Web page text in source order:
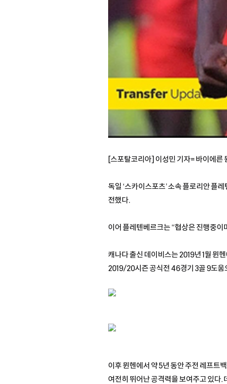
[스포탈코리아] 이성민 기자= 바이에른
독일 ‘스카이스포츠’ 소속 플로리안 플
전했다.
이어 플레텐베르크는 “협상은 진행중이
캐나다 출신 데이비스는 2019년 1월 뮌
2019/20시즌 공식전 46경기 3골 9도움
이후 뮌헨에서 약 5년 동안 주전 레프트
여전히 뛰어난 공격력을 보여주고 있다.